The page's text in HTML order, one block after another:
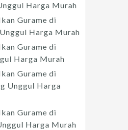
Harga Murah
Gurame di
Harga Murah
Gurame di
Harga Murah
Gurame di
Unggul Harga
Gurame di
Harga Murah